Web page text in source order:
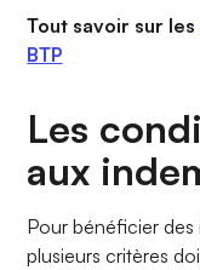
Tout savoir sur les
BTP
Les
aux
Pour bénéficier des
plusieurs critères